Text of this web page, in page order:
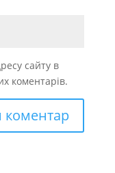
сайту в
коментарів.